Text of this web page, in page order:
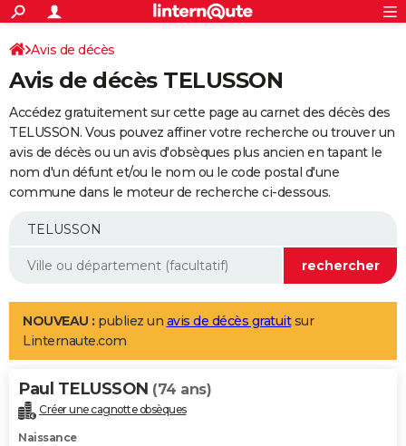
ACTUALITÉS
Politique
Société
Faits Divers
Education
Monde
Villes
+
SPORT
Coupe du monde 2026
Football
Tennis
Cyclisme
Rugby
Forum
Programme TV
TNT
Streaming
Cinéma
Sorties cinéma
Musique
+
FINANCE
Retraite
Epargne
Immobilier
Risques naturels par ville
Banque
Assurance
AUTO
Essais
Réserver un essai
Citadines
Berlines
SUV
Forum auto
+
Mobiles
Meilleur smartphone
Internet
Ordinateurs
Jeux vidéo
Guide high-tech
Aménagement intérieur
LIFESTYLE
Art de vivre
Bien-être
Loisirs
Mode
Modes de vie
Alimentation
Guide de la santé
Maladies
Médicaments
Sommeil
VOYAGE
Destinations
City break
Voyage nature
Voyage de noces
Forum
Climat
+PHOTO
Avis de décès
Avis de décès TELUSSON
Accédez gratuitement sur cette page au carnet des décès des
TELUSSON. Vous pouvez affiner votre recherche ou trouver un
avis de décès ou un avis d'obsèques plus ancien en tapant le
nom d'un défunt et/ou le nom ou le code postal d'une
commune dans le moteur de recherche ci-dessous.
NOUVEAU : publiez un avis de décès gratuitsur
Linternaute.com
Paul TELUSSON (74 ans)
Créer une cagnotte obsèques
Naissance